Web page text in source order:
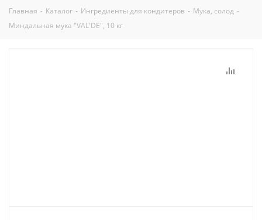
Главная - Каталог - Ингредиенты для кондитеров - Мука, солод -
Миндальная мука "VAL'DE", 10 кг